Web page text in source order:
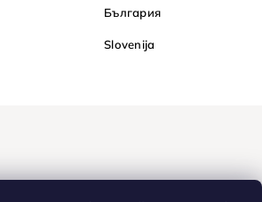
България
Slovenija